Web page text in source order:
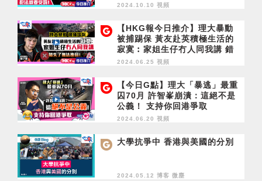
2024.10.10 視頻
【HKG報今日推介】理大暴動
被捕踢保 黃友赴英積極生活的
寂寞︰家姐生仔冇人同我講 錯
失了無法挽回！
2024.06.25 視頻
【今日G點】理大「暴逃」最重
囚70月 許智峯崩潰：這絕不是
公義！ 支持你回港爭取
2024.06.20 視頻
大學抗爭中 香港與美國的分別
2024.05.12 博客 微塵